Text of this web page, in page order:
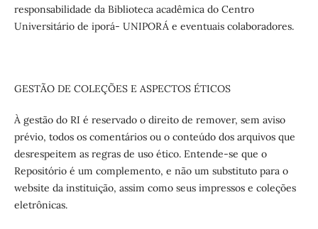
responsabilidade da Biblioteca acadêmica do Centro
Universitário de iporá- UNIPORÁe eventuais colaboradores.
GESTÃO DE COLEÇÕES E ASPECTOS ÉTICOS
À gestão do RI é reservado o direito de remover, sem aviso
prévio, todos os comentários ou o conteúdo dos arquivos que
desrespeitem as regras de uso ético. Entende-se que o
Repositório é um complemento, e não um substituto para o
website da instituição, assim como seus impressos e coleções
eletrônicas.